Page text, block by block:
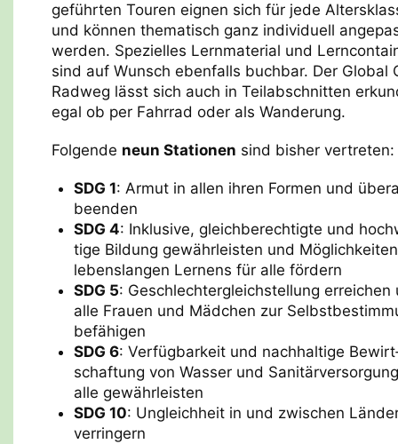
geführten Touren eignen sich für jede
und können thematisch ganz individuell
werden. Spezielles Lernmaterial und
sind auf Wunsch ebenfalls buchbar. Der Global
Radweg lässt sich auch in Teilabschnitten
egal ob per Fahrrad oder als Wanderung.
Folgende neun Stationen sind bisher vertreten:
SDG 1: Armut in allen ihren For­men und
been­den
SDG 4: Inklu­sive, gleich­be­rech­tigte und
tige Bil­dung ge­währ­leis­ten und Mög­lich­kei­ten
lebens­lan­gen Ler­nens für alle för­dern
SDG 5: Geschlech­ter­gleich­stel­lung errei­chen
alle Frauen und Mäd­chen zur
befä­hi­gen
SDG 6: Ver­füg­bar­keit und nach­hal­tige
schaf­tung von Was­ser und
alle gewähr­leis­ten
SDG 10: Ungleich­heit in und zwi­schen
ver­rin­gern